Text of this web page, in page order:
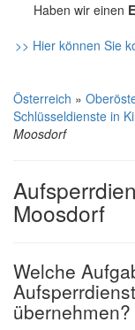
Haben wir einen
>> Hier können Sie
Österreich »
Schlüsseldienste in
Moosdorf
Moosdorf
Welche
übernehmen?